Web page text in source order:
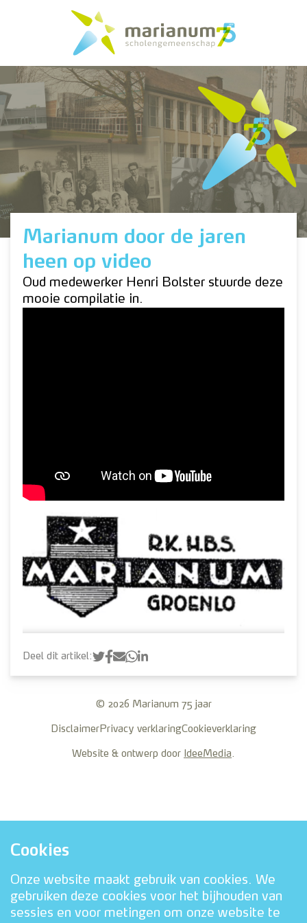
Marianum door de jaren
heen op video
Oud medewerker Henri Bolster stuurde deze
mooie compilatie in.
Deel dit artikel:
© 2026 Marianum 75 jaar
DisclaimerPrivacy verklaringCookieverklaring
Website & ontwerp door IdeeMedia.
Cookies
Onze website maakt gebruik van cookies. We
gebruiken deze cookies voor het bijhouden van
sessies en voor metingen om onze website te